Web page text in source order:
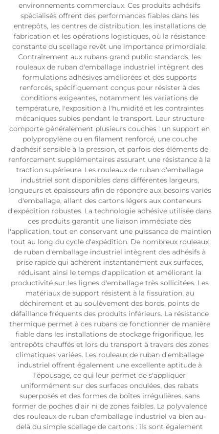
environnements commerciaux. Ces produits adhésifs
spécialisés offrent des performances fiables dans les
entrepôts, les centres de distribution, les installations de
fabrication et les opérations logistiques, où la résistance
constante du scellage revêt une importance primordiale.
Contrairement aux rubans grand public standards, les
rouleaux de ruban d'emballage industriel intègrent des
formulations adhésives améliorées et des supports
renforcés, spécifiquement conçus pour résister à des
conditions exigeantes, notamment les variations de
température, l'exposition à l'humidité et les contraintes
mécaniques subies pendant le transport. Leur structure
comporte généralement plusieurs couches : un support en
polypropylène ou en filament renforcé, une couche
d'adhésif sensible à la pression, et parfois des éléments de
renforcement supplémentaires assurant une résistance à la
traction supérieure. Les rouleaux de ruban d'emballage
industriel sont disponibles dans différentes largeurs,
longueurs et épaisseurs afin de répondre aux besoins variés
d'emballage, allant des cartons légers aux conteneurs
d'expédition robustes. La technologie adhésive utilisée dans
ces produits garantit une liaison immédiate dès
l'application, tout en conservant une puissance de maintien
tout au long du cycle d'expédition. De nombreux rouleaux
de ruban d'emballage industriel intègrent des adhésifs à
prise rapide qui adhérent instantanément aux surfaces,
réduisant ainsi le temps d'application et améliorant la
productivité sur les lignes d'emballage très sollicitées. Les
matériaux de support résistent à la fissuration, au
déchirement et au soulèvement des bords, points de
défaillance fréquents des produits inférieurs. La résistance
thermique permet à ces rubans de fonctionner de manière
fiable dans les installations de stockage frigorifique, les
entrepôts chauffés et lors du transport à travers des zones
climatiques variées. Les rouleaux de ruban d'emballage
industriel offrent également une excellente aptitude à
l'épousage, ce qui leur permet de s'appliquer
uniformément sur des surfaces ondulées, des rabats
superposés et des formes de boîtes irrégulières, sans
former de poches d'air ni de zones faibles. La polyvalence
des rouleaux de ruban d'emballage industriel va bien au-
delà du simple scellage de cartons : ils sont également